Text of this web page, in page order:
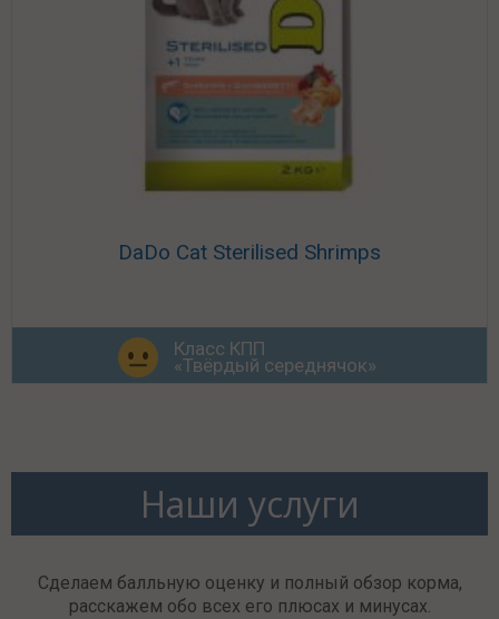
DaDo Cat Sterilised Shrimps
Класс КПП
«Твёрдый середнячок»
Наши услуги
Сделаем балльную оценку и полный обзор корма,
расскажем обо всех его плюсах и минусах.